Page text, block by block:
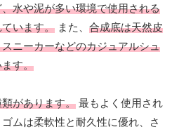
水や泥が多い環境で使用される
います。 また、 合成底は天然皮
ニーカーなどのカジュアルシュ
す。
があります。 最もよく使用され
ムは柔軟性と耐久性に優れ、さ